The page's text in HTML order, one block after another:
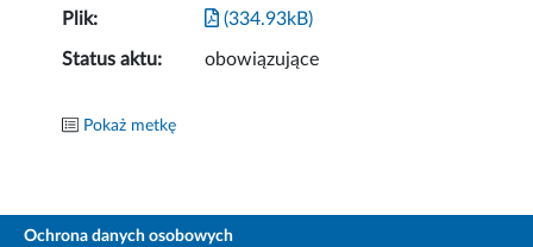
Plik: (334.93kB)
Status aktu: obowiązujące
Pokaż metkę
Ochrona danych osobowych